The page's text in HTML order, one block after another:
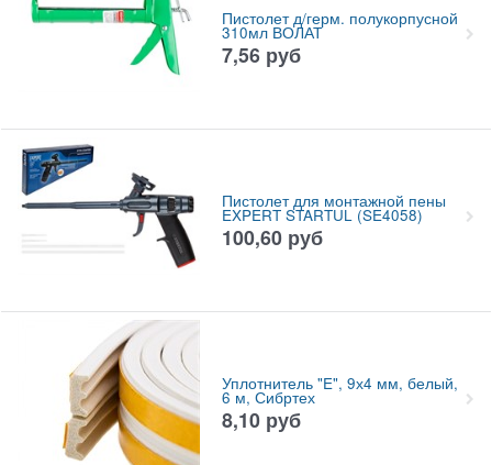
Пистолет д/герм. полукорпусной
310мл ВОЛАТ
7,56 руб
Пистолет для монтажной пены
EXPERT STARTUL (SE4058)
100,60 руб
Уплотнитель "E", 9х4 мм, белый,
6 м, Сибртех
8,10 руб